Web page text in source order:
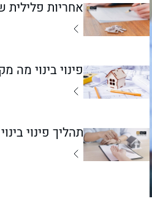
אחריות פלילית
פינוי בינוי מה
תהליך פינוי בינוי